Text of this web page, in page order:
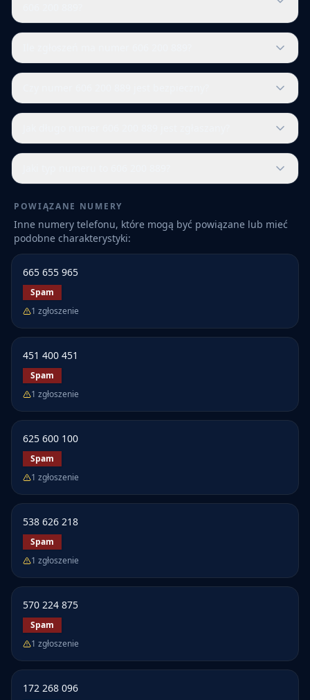
POWIĄZANE NUMERY
Inne numery telefonu, które mogą być powiązane lub mieć
podobne charakterystyki:
665 655 965
Spam
1 zgłoszenie
451 400 451
Spam
1 zgłoszenie
625 600 100
Spam
1 zgłoszenie
538 626 218
Spam
1 zgłoszenie
570 224 875
Spam
1 zgłoszenie
172 268 096